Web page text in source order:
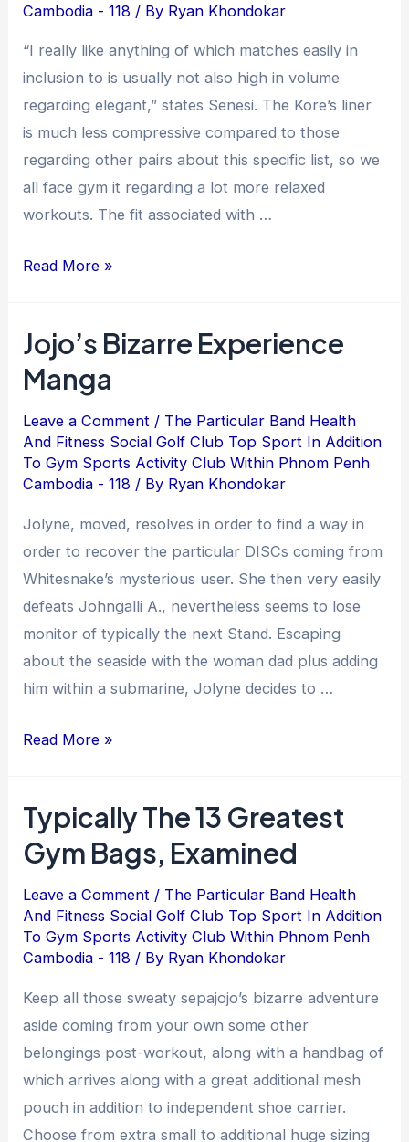
Cambodia - 118 / By Ryan Khondokar
“I really like anything of which matches easily in
inclusion to is usually not also high in volume
regarding elegant,” states Senesi. The Kore’s liner
is much less compressive compared to those
regarding other pairs about this specific list, so we
all face gym it regarding a lot more relaxed
workouts. The fit associated with …
Read More »
Jojo’s Bizarre Experience
Manga
Leave a Comment / The Particular Band Health
And Fitness Social Golf Club Top Sport In Addition
To Gym Sports Activity Club Within Phnom Penh
Cambodia - 118 / By Ryan Khondokar
Jolyne, moved, resolves in order to find a way in
order to recover the particular DISCs coming from
Whitesnake’s mysterious user. She then very easily
defeats Johngalli A., nevertheless seems to lose
monitor of typically the next Stand. Escaping
about the seaside with the woman dad plus adding
him within a submarine, Jolyne decides to …
Read More »
Typically The 13 Greatest
Gym Bags, Examined
Leave a Comment / The Particular Band Health
And Fitness Social Golf Club Top Sport In Addition
To Gym Sports Activity Club Within Phnom Penh
Cambodia - 118 / By Ryan Khondokar
Keep all those sweaty sepajojo’s bizarre adventure
aside coming from your own some other
belongings post-workout, along with a handbag of
which arrives along with a great additional mesh
pouch in addition to independent shoe carrier.
Choose from extra small to additional huge sizing